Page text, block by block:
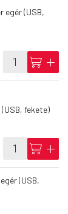
egér (USB,
cart add
fekete)
cart add
(USB,